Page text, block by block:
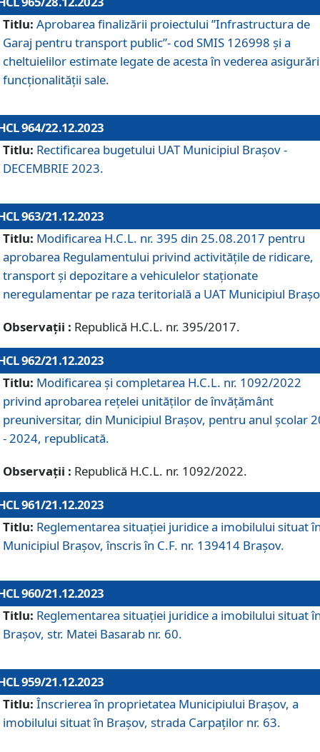
Titlu: Aprobarea finalizării proiectului ”Infrastructura de
Garaj pentru transport public”- cod SMIS 126998 și a
cheltuielilor estimate legate de acesta în vederea
funcționalității sale.
964/22.12.2023
Titlu: Rectificarea bugetului UAT Municipiul Braşov -
DECEMBRIE 2023.
963/21.12.2023
Titlu: Modificarea H.C.L. nr. 395 din 25.08.2017 pentru
aprobarea Regulamentului privind activitățile de ridicare,
transport şi depozitare a vehiculelor staționate
neregulamentar pe raza teritorială a UAT Municipiul
Observații : Republică H.C.L. nr. 395/2017.
962/21.12.2023
Titlu: Modificarea și completarea H.C.L. nr. 1092/2022
privind aprobarea rețelei unităților de învăţământ
preuniversitar, din Municipiul Braşov, pentru anul școlar
- 2024, republicată.
Observații : Republică H.C.L. nr. 1092/2022.
961/21.12.2023
Titlu: Reglementarea situației juridice a imobilului situat
Municipiul Brașov, înscris în C.F. nr. 139414 Brașov.
960/21.12.2023
Titlu: Reglementarea situației juridice a imobilului situat
Brașov, str. Matei Basarab nr. 60.
959/21.12.2023
Titlu: Înscrierea în proprietatea Municipiului Brașov, a
imobilului situat în Brașov, strada Carpaților nr. 63.